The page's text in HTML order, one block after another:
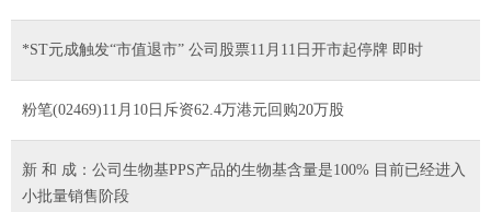
*ST元成触发“市值退市” 公司股票11月11日开市起停牌 即时
粉笔(02469)11月10日斥资62.4万港元回购20万股
新 和 成：公司生物基PPS产品的生物基含量是100% 目前已经进入
小批量销售阶段